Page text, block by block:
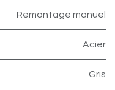
Remontage manuel
Acier
Gris